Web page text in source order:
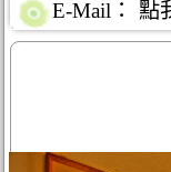
E-Mail： 點